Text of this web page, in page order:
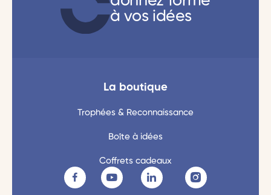
à vos idées
La boutique
Trophées & Reconnaissance
Boîte à idées
Coffrets cadeaux